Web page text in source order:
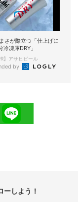
さが際立つ「仕上げに
冷凍庫DRY」
】アサヒビール
by
ーしよう！